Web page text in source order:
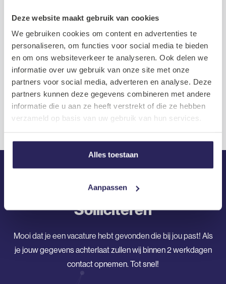
Deze website maakt gebruik van cookies
We gebruiken cookies om content en advertenties te
personaliseren, om functies voor social media te bieden
en om ons websiteverkeer te analyseren. Ook delen we
informatie over uw gebruik van onze site met onze
partners voor social media, adverteren en analyse. Deze
partners kunnen deze gegevens combineren met andere
informatie die u aan ze heeft verstrekt of die ze hebben
verzameld op basis van uw gebruik van hun services.
Alles toestaan
Aanpassen
Benieuwd hoe het sollicitatietraject
verloopt?
Solliciteren
Mooi dat je een vacature hebt gevonden die bij jou past! Als
je jouw gegevens achterlaat zullen wij binnen 2 werkdagen
contact opnemen. Tot snel!